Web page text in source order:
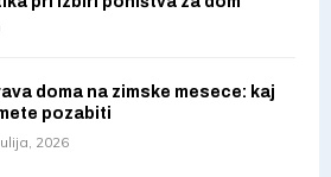
doma na zimske mesece: kaj
pozabiti
2026